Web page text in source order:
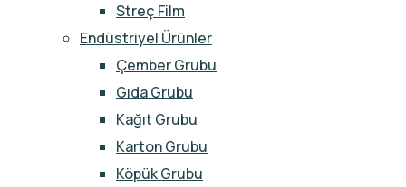
Streç Film
Endüstriyel Ürünler
Çember Grubu
Gıda Grubu
Kağıt Grubu
Karton Grubu
Köpük Grubu